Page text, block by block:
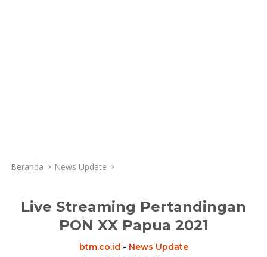
Beranda News Update
Live Streaming Pertandingan
PON XX Papua 2021
btm.co.id - News Update